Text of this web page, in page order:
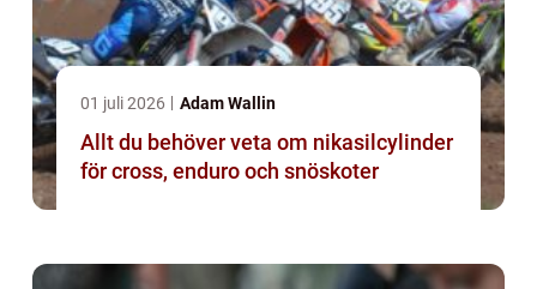
01 juli 2026 Adam Wallin
Allt du behöver veta om nikasilcylinder
för cross, enduro och snöskoter